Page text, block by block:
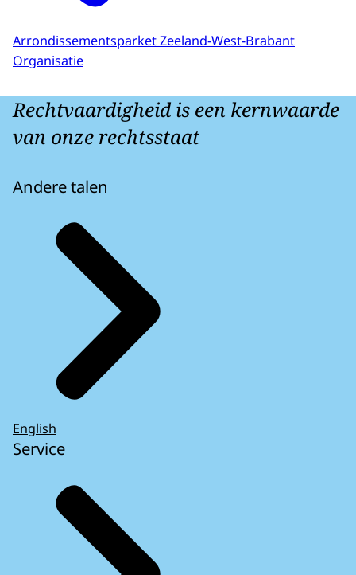
Arrondissementsparket Zeeland-West-Brabant
Organisatie
Rechtvaardigheid is een kernwaarde
van onze rechtsstaat
Andere talen
English
Service